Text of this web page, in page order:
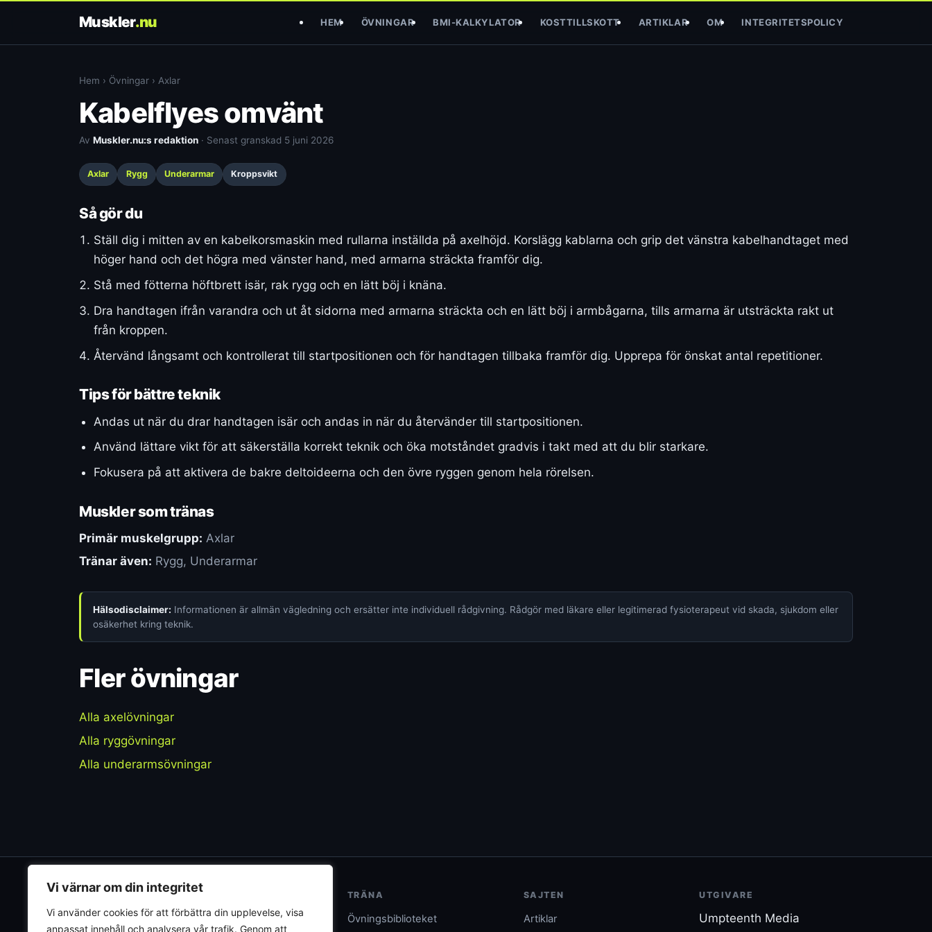
Vi värnar om din integritet
Vi använder cookies för att förbättra din upplevelse, visa
anpassat innehåll och analysera vår trafik. Genom att
Muskler.nu HEM ÖVNINGAR BMI-KALKYLATOR KOSTTILLSKOTT ARTIKLAR OM INTEGRITETSPOLICY
Hem › Övningar › Axlar
Kabelflyes omvänt
Av Muskler.nu:s redaktion · Senast granskad 5 juni 2026
Axlar Rygg Underarmar Kroppsvikt
Så gör du
Ställ dig i mitten av en kabelkorsmaskin med rullarna inställda på axelhöjd. Korslägg kablarna och grip det vänstra kabelhandtaget med
höger hand och det högra med vänster hand, med armarna sträckta framför dig.
Stå med fötterna höftbrett isär, rak rygg och en lätt böj i knäna.
Dra handtagen ifrån varandra och ut åt sidorna med armarna sträckta och en lätt böj i armbågarna, tills armarna är utsträckta rakt ut
från kroppen.
Återvänd långsamt och kontrollerat till startpositionen och för handtagen tillbaka framför dig. Upprepa för önskat antal repetitioner.
Tips för bättre teknik
Andas ut när du drar handtagen isär och andas in när du återvänder till startpositionen.
Använd lättare vikt för att säkerställa korrekt teknik och öka motståndet gradvis i takt med att du blir starkare.
Fokusera på att aktivera de bakre deltoideerna och den övre ryggen genom hela rörelsen.
Muskler som tränas
Primär muskelgrupp: Axlar
Tränar även: Rygg, Underarmar
Hälsodisclaimer: Informationen är allmän vägledning och ersätter inte individuell rådgivning. Rådgör med läkare eller legitimerad fysioterapeut vid skada, sjukdom eller
osäkerhet kring teknik.
Fler övningar
Alla axelövningar
Alla ryggövningar
Alla underarmsövningar
Evidensbaserad träningsguide. Vi granskar
TRÄNA
Övningsbiblioteket
SAJTEN
Artiklar
UTGIVARE
Umpteenth Media